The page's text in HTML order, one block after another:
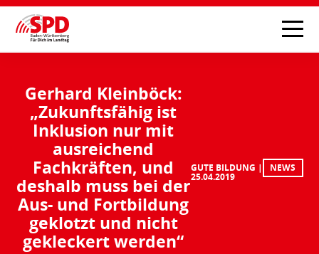
Gerhard Kleinböck:
„Zukunftsfähig ist
Inklusion nur mit
ausreichend
Fachkräften, und
deshalb muss bei der
Aus- und Fortbildung
geklotzt und nicht
gekleckert werden“
GUTE BILDUNG
25.04.2019
NEWS